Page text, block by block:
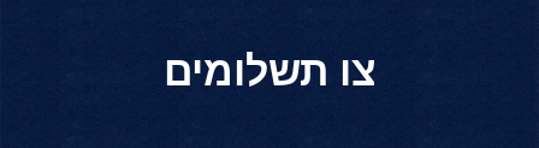
צו תשלומים